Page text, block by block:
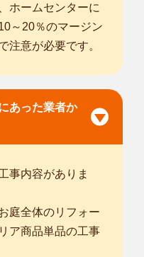
ホームセンターに
～20％のマージン
注意が必要です。
あった業者か
事内容がありま
庭全体のリフォー
ア商品単品の工事